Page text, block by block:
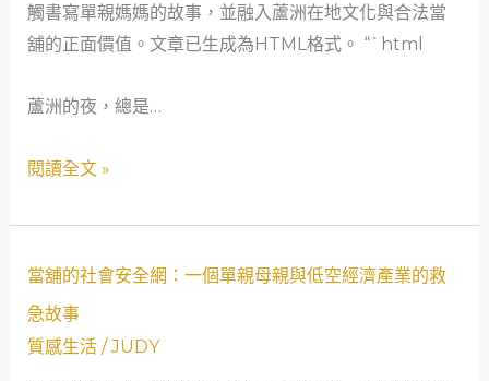
觸書寫單親媽媽的故事，並融入蘆洲在地文化與合法當
舖的正面價值。文章已生成為HTML格式。 “`html
蘆洲的夜，總是…
的
燈
一
外
易
員
母
閱讀全文 »
當舖的社會安全網：一個單親母親與低空經濟產業的救
急故事
質感生活/JUDY
當
社